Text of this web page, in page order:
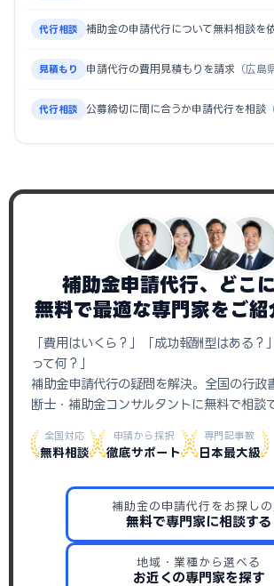
代行相談 補助金の申請代行について無料相談を
見積もり 申請代行の費用見積もりを請求 （広島
代行相談 公募締切に間に合うか申請代行を相談
補助金申請代行、どこ
無料で最適な専門家をご紹
「費用はいくら？」「成功報酬型はある？
って何？」
補助金申請代行の疑問を解決。全国の行政
断士・補助金コンサルタントに無料で相談
全国対応
無料相談
申請から採択
徹底サポート
専門記事数
日本最大級
補助金の申請代行をお探し
無料で専門家に相談する
地域・業種から選べる
お近くの専門家を探す